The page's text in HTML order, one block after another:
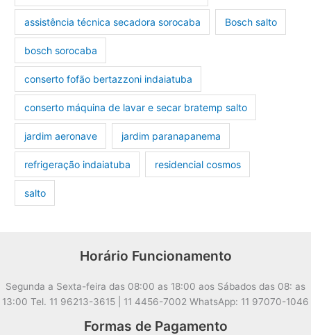
assistência técnica secadora sorocaba Bosch salto
bosch sorocaba
conserto fofão bertazzoni indaiatuba
conserto máquina de lavar e secar bratemp salto
jardim aeronave jardim paranapanema
refrigeração indaiatuba residencial cosmos
salto
Horário Funcionamento
Segunda a Sexta-feira das 08:00 as 18:00 aos Sábados das 08: as
13:00 Tel. 11 96213-3615 | 11 4456-7002 WhatsApp: 11 97070-1046
Formas de Pagamento